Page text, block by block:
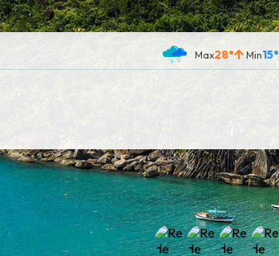
28° 15°